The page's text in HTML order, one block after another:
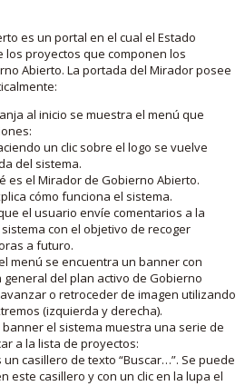
es un portal en el cual el Estado
proyectos que componen los
Abierto. La portada del Mirador posee
al inicio se muestra el menú que
un clic sobre el logo se vuelve
del sistema.
es el Mirador de Gobierno Abierto.
cómo funciona el sistema.
el usuario envíe comentarios a la
con el objetivo de recoger
a futuro.
menú se encuentra un banner con
del plan activo de Gobierno
o retroceder de imagen utilizando
(izquierda y derecha).
el sistema muestra una serie de
a la lista de proyectos:
un casillero de texto “Buscar…”. Se puede
este casillero y con un clic en la lupa el